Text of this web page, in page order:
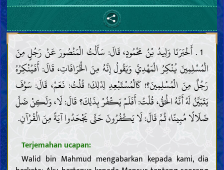
1 . أَخْبَرَنَا وَلِيدُ بْنُ مَحْمُودٍ، قَالَ: سَأَلْتُ الْمَنْصُورَ عَنْ رَجُلٍ مِنَ
الْمُسْلِمِينَ يُنْكِرُ الْمَهْدِيَّ وَيَقُولُ إِنَّهُ مِنَ الْخُرَافَاتِ، قَالَ: أَفَيُنْكِرُهُ
رَجُلٌ مِنَ الْمُسْلِمِينَ؟! كَالْمُسْتَبْعِدِ لِذَلِكَ! قُلْتُ: نَعَمْ، قَالَ: سَوْفَ
يَتَبَيَّنُ لَهُ أَنَّهُ الْحَقُّ، قُلْتُ: أَفَلَمْ يَكْفُرْ بِذَلِكَ؟ قَالَ: لَا، وَلَكِنْ ضَلَّ
ضَلَالًا مُبِينًا، ثُمَّ قَالَ: لَا يَكْفُرُونَ حَتَّى يَجْحَدُوا آيَةً مِنَ الْقُرْآنِ.
Terjemahan ucapan:
Walid bin Mahmud mengabarkan kepada kami, dia